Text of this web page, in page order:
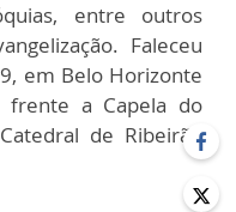
entre outros
Faleceu
em Belo Horizonte
frente a Capela do
de Ribeirão